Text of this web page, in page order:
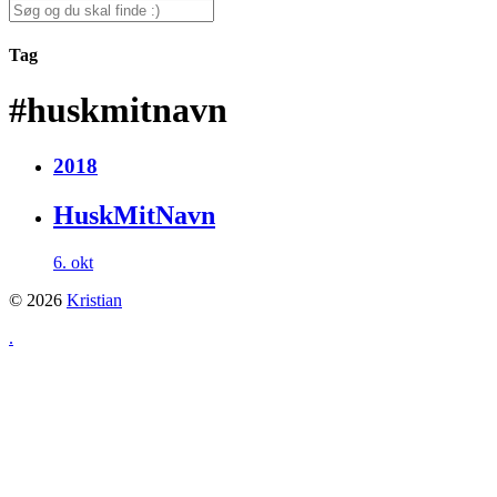
for:
Search
for:
Tag
#huskmitnavn
2018
HuskMitNavn
6. okt
© 2026 Kristian
.